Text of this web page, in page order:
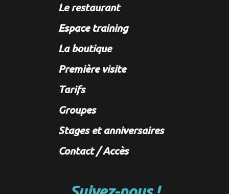
Le restaurant
Espace training
La boutique
Première visite
Tarifs
Groupes
Stages et anniversaires
Contact / Accès